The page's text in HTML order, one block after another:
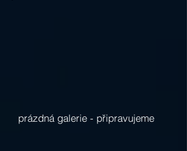
prázdná galerie - připravujeme